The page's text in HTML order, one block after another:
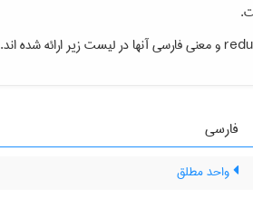
و معنی فارسی آنها در لیست زیر ارائه شده اند.
فارسی
واحد مطلق